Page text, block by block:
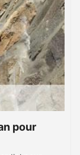
pour